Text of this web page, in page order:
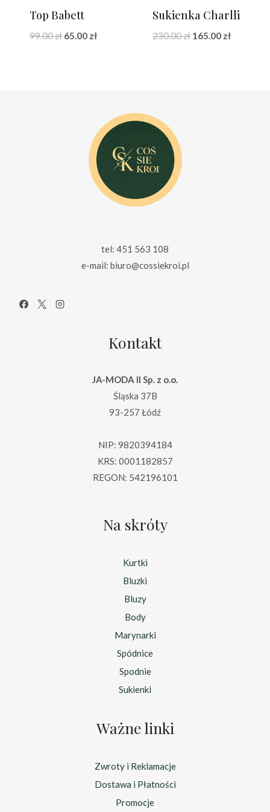
Top Babett
99.00zł Pierwotna
65.00 złAktualna
Sukienka Charlli
230.00zł Pierwotna
165.00 złAktualna
tel: 451 563 108
e-mail: biuro@cossiekroi.pl
Kontakt
JA-MODA II Sp. z o.o.
Śląska 37B
93-257 Łódź
NIP: 9820394184
KRS: 0001182857
REGON: 542196101
Na skróty
Kurtki
Bluzki
Bluzy
Body
Marynarki
Spódnice
Spodnie
Sukienki
Ważne linki
Zwroty i Reklamacje
Dostawa i Płatności
Promocje